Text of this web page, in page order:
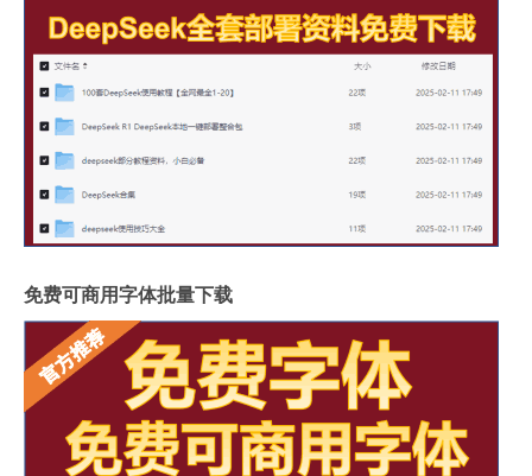
免费可商用字体批量下载